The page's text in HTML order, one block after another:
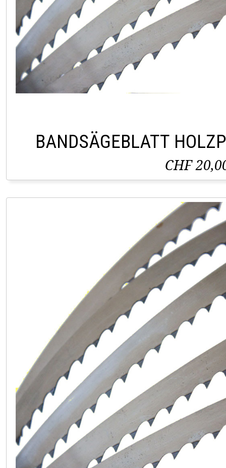
BANDSÄGEBLATT
CHF